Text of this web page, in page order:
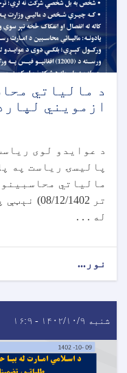
د مالياتي
ازمويني
د عوایدو لوی
پالیسۍ ریاست په
تر 08/12/
له . . .
نور...
شنبه ۱۴۰۲/۱۰/۹ - ۱۶:۹